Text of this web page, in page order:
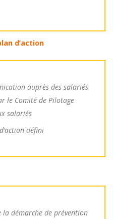
d’action
auprès des salariés
le Comité de Pilotage
salariés
défini
la démarche de prévention